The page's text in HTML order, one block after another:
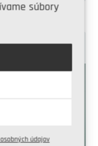
súbory
údajov
MOST?